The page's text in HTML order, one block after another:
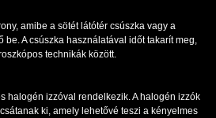
amibe a sötét látótér csúszka vagy a
be. A csúszka használatával időt takarít meg,
technikák között.
halogén izzóval rendelkezik. A halogén izzók
ki, amely lehetővé teszi a kényelmes